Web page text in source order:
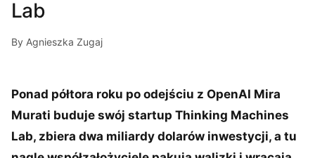
Lab
By Agnieszka Zugaj
Ponad półtora roku po odejściu z OpenAI Mira
Murati buduje swój startup Thinking Machines
Lab, zbiera dwa miliardy dolarów inwestycji, a tu